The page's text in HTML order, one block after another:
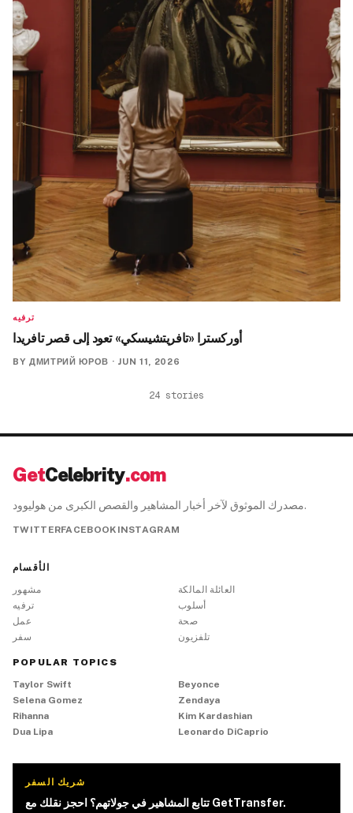
ترفيه
أوركسترا «تافريتشيسكي» تعود إلى قصر تافريدا
BY ДМИТРИЙ ЮРОВ · JUN 11, 2026
24 stories
GetCelebrity.com
مصدرك الموثوق لآخر أخبار المشاهير والقصص الكبرى من هوليوود.
TWITTERFACEBOOK INSTAGRAM
الأقسام
مشهور
العائلة المالكة
ترفيه
أسلوب
عمل
صحة
سفر
تلفزيون
POPULAR TOPICS
Taylor Swift
Beyonce
Selena Gomez
Zendaya
Rihanna
Kim Kardashian
Dua Lipa
Leonardo DiCaprio
شريك السفر
تتابع المشاهير في جولاتهم؟ احجز نقلك مع GetTransfer.